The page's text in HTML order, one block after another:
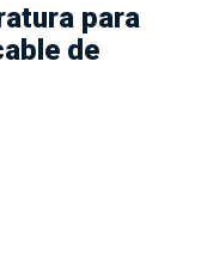
para
de